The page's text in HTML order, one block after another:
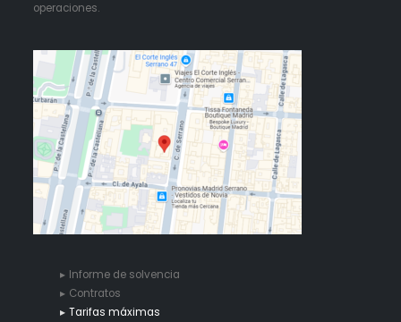
operaciones.
Informe de solvencia
Contratos
Tarifas máximas